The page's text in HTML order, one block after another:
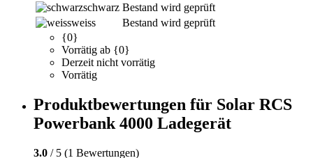
schwarz Bestand wird geprüft
weiss
Bestand wird geprüft
{0}
Vorrätig ab {0}
Derzeit nicht vorrätig
Vorrätig
Produktbewertungen für Solar RCS
Powerbank 4000 Ladegerät
3.0 / 5 (1 Bewertungen)